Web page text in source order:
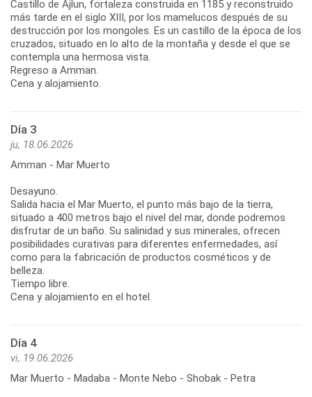
Castillo de Ajlun, fortaleza construida en 1185 y reconstruido
más tarde en el siglo XIII, por los mamelucos después de su
destrucción por los mongoles. Es un castillo de la época de los
cruzados, situado en lo alto de la montaña y desde el que se
contempla una hermosa vista.
Regreso a Amman.
Cena y alojamiento.
Día 3
ju, 18.06.2026
Amman - Mar Muerto
Desayuno.
Salida hacia el Mar Muerto, el punto más bajo de la tierra,
situado a 400 metros bajo el nivel del mar, donde podremos
disfrutar de un baño. Su salinidad y sus minerales, ofrecen
posibilidades curativas para diferentes enfermedades, así
como para la fabricación de productos cosméticos y de
belleza.
Tiempo libre.
Cena y alojamiento en el hotel.
Día 4
vi, 19.06.2026
Mar Muerto - Madaba - Monte Nebo - Shobak - Petra